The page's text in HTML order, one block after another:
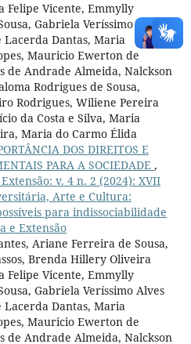
Felipe Vicente, Emmylly
Gabriela Veríssimo Alves
Lacerda Dantas, Maria
Mauricio Ewerton de
de Andrade Almeida, Nalckson
Rodrigues de Sousa,
Rodrigues, Wiliene Pereira
da Costa e Silva, Maria
Maria do Carmo Élida
DOS DIREITOS E
PARA A SOCIEDADE ,
v. 4 n. 2 (2024): XVII
Arte e Cultura:
para indissociabilidade
e Extensão
Ariane Ferreira de Sousa,
Brenda Hillery Oliveira
Felipe Vicente, Emmylly
Gabriela Veríssimo Alves
Lacerda Dantas, Maria
Mauricio Ewerton de
de Andrade Almeida, Nalckson